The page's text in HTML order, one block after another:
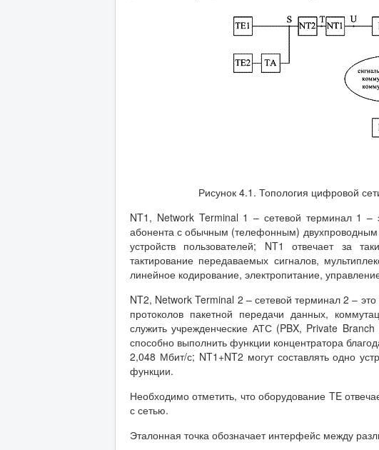
Рисунок 4.1. Топология цифровой
NT1, Network Terminal 1 – сетевой терминал 1
абонента с обычным (телефонным)
устройств пользователей; NT1 отвечает за
тактирование передаваемых сигналов,
линейное кодирование, электропитание,
NT2, Network Terminal 2 – сетевой терминал 2 –
протоколов пакетной передачи данных,
служить учрежденческие АТС (PBX, Private
способно выполнить функции концентратора
2,048 Мбит/с; NT1+NT2 могут составлять одно
функции.
Необходимо отметить, что оборудование TE
с сетью.
Эталонная точка обозначает интерфейс между